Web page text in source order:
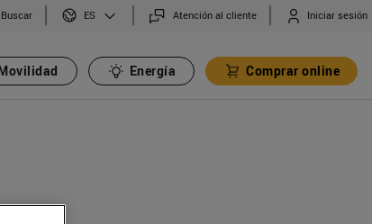
Buscar ES Atención al cliente Iniciar sesión
Energía Comprar online